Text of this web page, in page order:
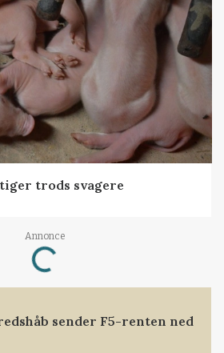
trods svagere
Annonce
Loading...
sender F5-renten ned